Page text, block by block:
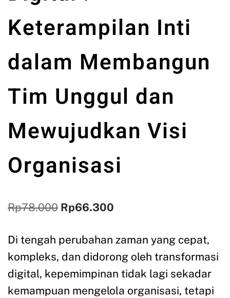
Keterampilan Inti
dalam Membangun
Tim Unggul dan
Mewujudkan Visi
Organisasi
Rp78.000 Rp66.300
Di tengah perubahan zaman yang cepat,
kompleks, dan didorong oleh transformasi
digital, kepemimpinan tidak lagi sekadar
kemampuan mengelola organisasi, tetapi